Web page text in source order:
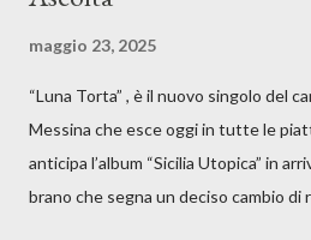
maggio 23, 2025
“Luna Torta” , è il nuovo singolo del
Messina che esce oggi in tutte le
anticipa l’album “Sicilia Utopica” in
brano che segna un deciso cambio